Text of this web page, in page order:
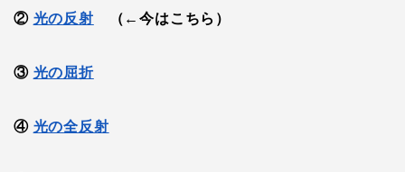
② 光の反射 （←今はこちら）
③ 光の屈折
④ 光の全反射